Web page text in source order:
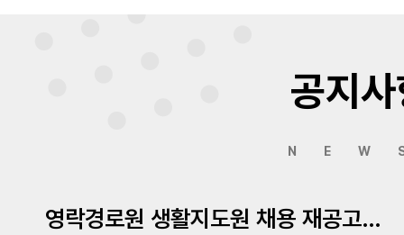
공지
영락경로원 생활지도원 채용 재공고에 따른 서류심사결과 발표